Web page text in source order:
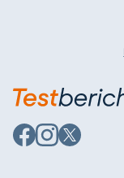
Auf
Facebook
Auf
Instagram
Auf
X